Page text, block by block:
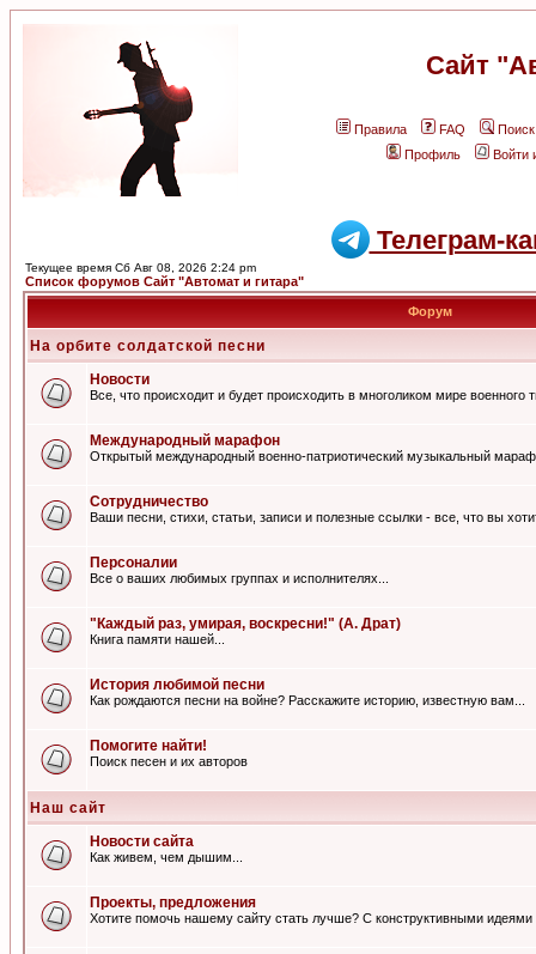
Сайт
Правила FAQ
Поиск
Профиль
Войти
Телеграм-
Текущее время Сб Авг 08, 2026 2:24 pm
Список форумов Сайт "Автомат и гитара"
Форум
На орбите солдатской песни
Новости
Все, что происходит и будет происходить в многоликом мире военного
Международный марафон
Открытый международный военно-патриотический музыкальный
Сотрудничество
Ваши песни, стихи, статьи, записи и полезные ссылки - все, что вы
Персоналии
Все о ваших любимых группах и исполнителях...
"Каждый раз, умирая, воскресни!" (А. Драт)
Книга памяти нашей...
История любимой песни
Как рождаются песни на войне? Расскажите историю, известную вам...
Помогите найти!
Поиск песен и их авторов
Наш сайт
Новости сайта
Как живем, чем дышим...
Проекты, предложения
Хотите помочь нашему сайту стать лучше? С конструктивными